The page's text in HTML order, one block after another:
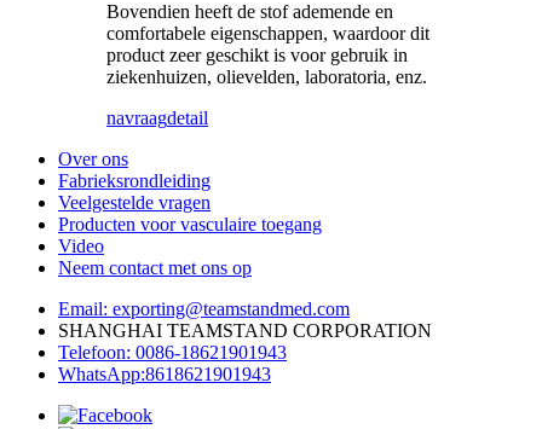
Bovendien heeft de stof ademende en
comfortabele eigenschappen, waardoor dit
product zeer geschikt is voor gebruik in
ziekenhuizen, olievelden, laboratoria, enz.
navraagdetail
Over ons
Fabrieksrondleiding
Veelgestelde vragen
Producten voor vasculaire toegang
Video
Neem contact met ons op
Email: exporting@teamstandmed.com
SHANGHAI TEAMSTAND CORPORATION
Telefoon: 0086-18621901943
WhatsApp:8618621901943